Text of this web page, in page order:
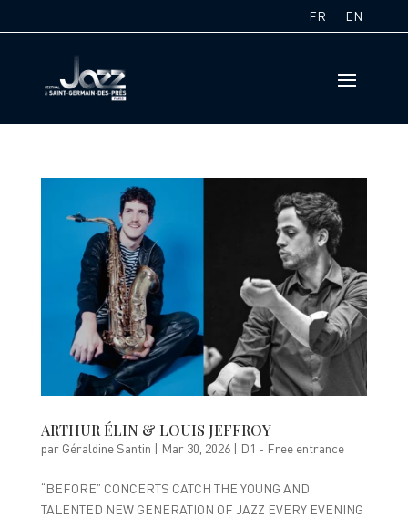
FR EN
ARTHUR ÉLIN & LOUIS JEFFROY
par Géraldine Santin | Mar 30, 2026| D1 - Free entrance
“BEFORE” CONCERTS CATCH THE YOUNG AND
TALENTED NEW GENERATION OF JAZZ EVERY EVENING